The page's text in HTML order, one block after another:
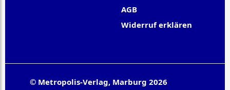
AGB
Widerruf erklären
© Metropolis-Verlag, Marburg 2026